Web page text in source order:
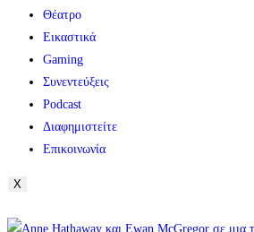
Θέατρο
Εικαστικά
Gaming
Συνεντεύξεις
Podcast
Διαφημιστείτε
Επικοινωνία
X